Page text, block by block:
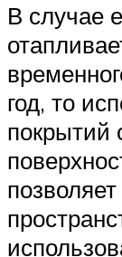
В случае
год, то
покрытий